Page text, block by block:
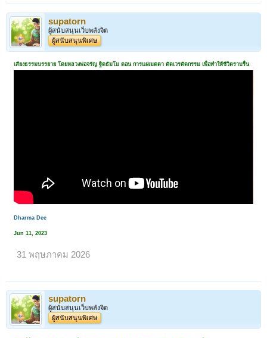
supatorn
ผู้สนับสนุนเว็บพลังจิต
ผู้สนับสนุนพิเศษ
เสียงธรรมบรรยาย โดยหลวงพ่อจรัญ ฐิตธัมโม ตอน การแผ่เมตตา ตัดเวรตัดกรรม เพื่อทำให้ชีวิตราบรื่น
Dharma Dee
Jun 11, 2023
31 พฤษภาคม 2026
supatorn
ผู้สนับสนุนเว็บพลังจิต
ผู้สนับสนุนพิเศษ